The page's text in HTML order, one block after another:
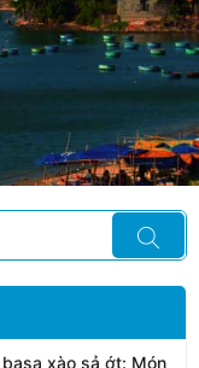
xào sả ớt: Món